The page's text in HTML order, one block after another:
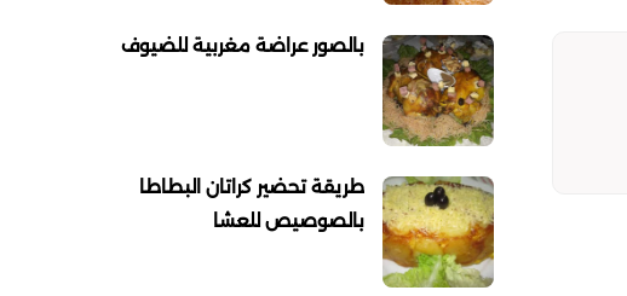
بالصور عراضة مغربية للضيوف
طريقة تحضير كراتان البطاطا
بالصوصيص للعشا